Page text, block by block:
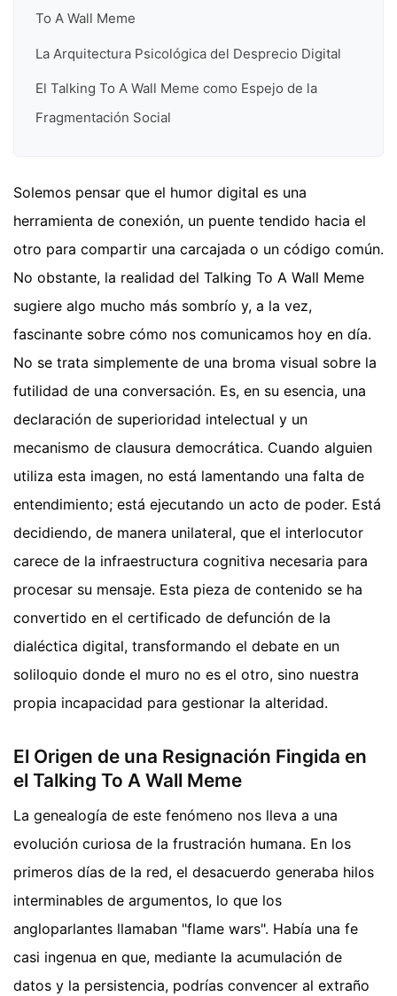
To A Wall Meme
La Arquitectura Psicológica del Desprecio Digital
El Talking To A Wall Meme como Espejo de la
Fragmentación Social
Solemos pensar que el humor digital es una
herramienta de conexión, un puente tendido hacia el
otro para compartir una carcajada o un código común.
No obstante, la realidad del Talking To A Wall Meme
sugiere algo mucho más sombrío y, a la vez,
fascinante sobre cómo nos comunicamos hoy en día.
No se trata simplemente de una broma visual sobre la
futilidad de una conversación. Es, en su esencia, una
declaración de superioridad intelectual y un
mecanismo de clausura democrática. Cuando alguien
utiliza esta imagen, no está lamentando una falta de
entendimiento; está ejecutando un acto de poder. Está
decidiendo, de manera unilateral, que el interlocutor
carece de la infraestructura cognitiva necesaria para
procesar su mensaje. Esta pieza de contenido se ha
convertido en el certificado de defunción de la
dialéctica digital, transformando el debate en un
soliloquio donde el muro no es el otro, sino nuestra
propia incapacidad para gestionar la alteridad.
El Origen de una Resignación Fingida en
el Talking To A Wall Meme
La genealogía de este fenómeno nos lleva a una
evolución curiosa de la frustración humana. En los
primeros días de la red, el desacuerdo generaba hilos
interminables de argumentos, lo que los
angloparlantes llamaban "flame wars". Había una fe
casi ingenua en que, mediante la acumulación de
datos y la persistencia, podrías convencer al extraño